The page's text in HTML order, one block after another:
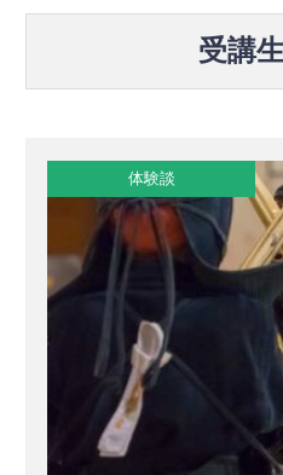
受講
体験談